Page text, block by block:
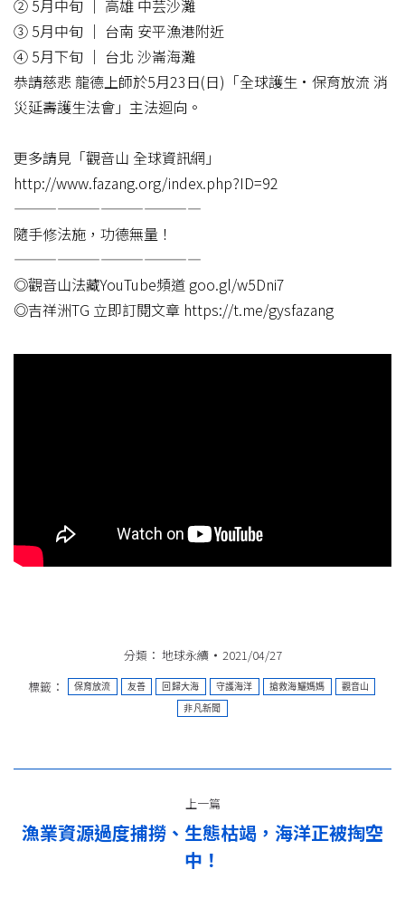
② 5月中旬 │ 高雄 中芸沙灘​
③ 5月中旬 │ 台南 安平漁港附近​
④ 5月下旬 │ 台北 沙崙海灘​
恭請慈悲 龍德上師於5月23日(日)「全球護生•保育放流 消
災延壽護生法會」主法迴向。​
更多請見「觀音山 全球資訊網」​
http://www.fazang.org/index.php?ID=92​
—————————————​
隨手修法施，功德無量！​
—————————————​
◎觀音山法藏YouTube頻道 goo.gl/w5Dni7​
◎吉祥洲TG 立即訂閱文章 https://t.me/gysfazang​
分類： 地球永續
2021/04/27
標籤：
保育放流 友善 回歸大海 守護海洋 搶救海鱺媽媽 觀音山
非凡新聞
章
上一篇
上
一
漁業資源過度捕撈、生態枯竭，海洋正被掏空
中！